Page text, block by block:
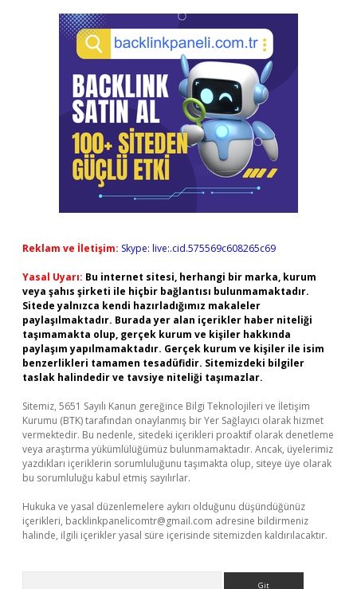
Reklam ve İletişim: Skype: live:.cid.575569c608265c69
Yasal Uyarı: Bu internet sitesi, herhangi bir marka, kurum
veya şahıs şirketi ile hiçbir bağlantısı bulunmamaktadır.
Sitede yalnızca kendi hazırladığımız makaleler
paylaşılmaktadır. Burada yer alan içerikler haber niteliği
taşımamakta olup, gerçek kurum ve kişiler hakkında
paylaşım yapılmamaktadır. Gerçek kurum ve kişiler ile isim
benzerlikleri tamamen tesadüfidir. Sitemizdeki bilgiler
taslak halindedir ve tavsiye niteliği taşımazlar.
Sitemiz, 5651 Sayılı Kanun gereğince Bilgi Teknolojileri ve İletişim
Kurumu (BTK) tarafından onaylanmış bir Yer Sağlayıcı olarak hizmet
vermektedir. Bu nedenle, sitedeki içerikleri proaktif olarak denetleme
veya araştırma yükümlülüğümüz bulunmamaktadır. Ancak, üyelerimiz
yazdıkları içeriklerin sorumluluğunu taşımakta olup, siteye üye olarak
bu sorumluluğu kabul etmiş sayılırlar.
Hukuka ve yasal düzenlemelere aykırı olduğunu düşündüğünüz
içerikleri, backlinkpanelicomtr@gmail.com adresine bildirmeniz
halinde, ilgili içerikler yasal süre içerisinde sitemizden kaldırılacaktır.